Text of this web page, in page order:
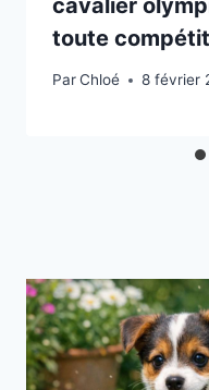
toute
ParChloé 8 février